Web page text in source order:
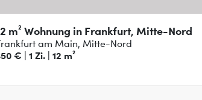
m² Wohnung in Frankfurt, Mitte-Nord
am Main, Mitte-Nord
€ | 1 Zi. | 12 m²